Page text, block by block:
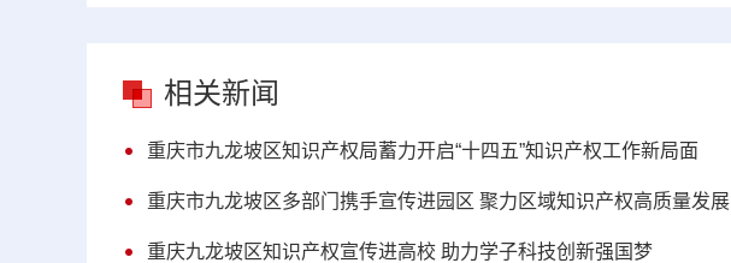
相关新闻
重庆市九龙坡区知识产权局蓄力开启“十四五”知识产权工作新局面
重庆市九龙坡区多部门携手宣传进园区 聚力区域知识产权高质量发展
重庆九龙坡区知识产权宣传进高校 助力学子科技创新强国梦